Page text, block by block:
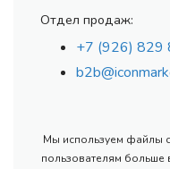
Отдел продаж:
+7 (926) 829
Мы используем файлы
пользователям больше